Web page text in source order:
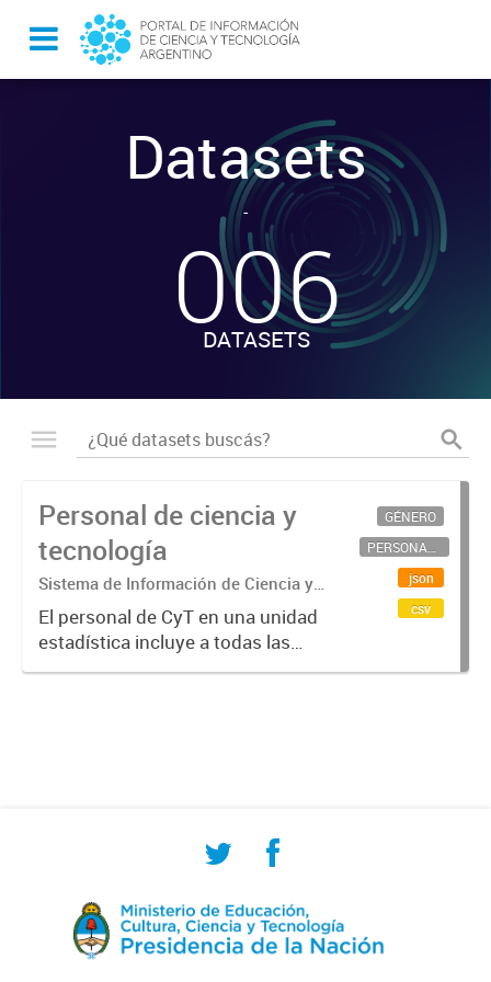
Datasets
-
006
DATASETS
Personal de ciencia y
tecnología
Sistema de Información de Ciencia y
Tecnología Argentino (SICYTAR)
El personal de CyT en una unidad
estadística incluye a todas las
personas involucradas
GÉNERO
PERSONAL CIENTÍFICO-TECNOLÓGICO
json
csv